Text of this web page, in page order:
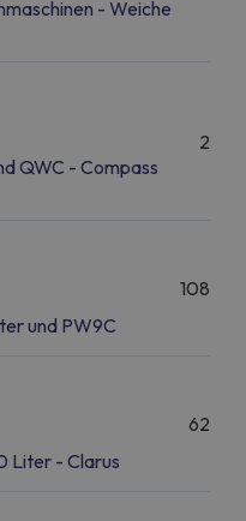
- Weiche
QWC - Compass
2
und PW9C
108
Liter - Clarus
62